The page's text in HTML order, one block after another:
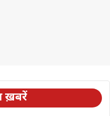
ख़बरें